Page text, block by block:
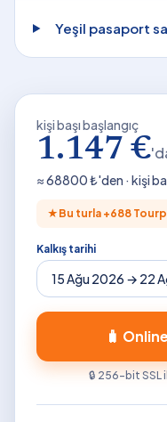
Yeşil pasaport
kişi başı başlangıç
1.147 €
≈68800₺'den · kişi
★ Bu turla +688
Kalkış tarihi
🧳
🔒 256-bit SSL